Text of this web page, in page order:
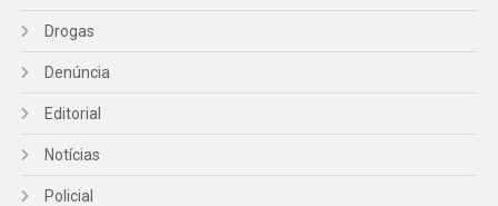
Drogas
Denúncia
Editorial
Notícias
Policial